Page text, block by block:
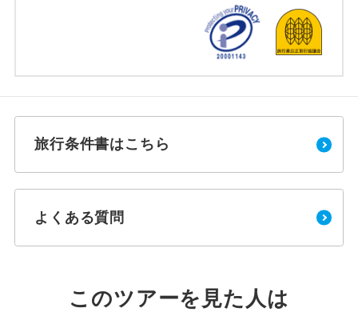
旅行条件書はこちら
よくある質問
このツアーを見た人は